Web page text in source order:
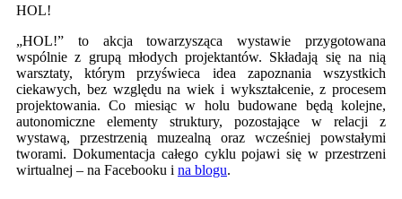
HOL!
„HOL!” to akcja towarzysząca wystawie przygotowana
wspólnie z grupą młodych projektantów. Składają się na nią
warsztaty, którym przyświeca idea zapoznania wszystkich
ciekawych, bez względu na wiek i wykształcenie, z procesem
projektowania. Co miesiąc w holu budowane będą kolejne,
autonomiczne elementy struktury, pozostające w relacji z
wystawą, przestrzenią muzealną oraz wcześniej powstałymi
tworami. Dokumentacja całego cyklu pojawi się w przestrzeni
wirtualnej – na Facebooku i na blogu.